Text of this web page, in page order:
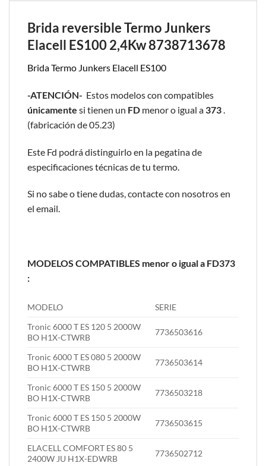
Brida reversible Termo Junkers
Elacell ES100 2,4Kw 8738713678
Brida Termo Junkers Elacell ES100
-ATENCIÓN- Estos modelos con compatibles
únicamente si tienen un FD menor o igual a 373.
(fabricación de 05.23)
Este Fd podrá distinguirlo en la pegatina de
especificaciones técnicas de tu termo.
Si no sabe o tiene dudas, contacte con nosotros en
el email.
MODELOS COMPATIBLES menor o igual a FD373
:
MODELO
SERIE
Tronic 6000 T ES 120 5 2000W
BO H1X-CTWRB
7736503616
Tronic 6000 T ES 080 5 2000W
BO H1X-CTWRB
7736503614
Tronic 6000 T ES 150 5 2000W
BO H1X-CTWRB
7736503218
Tronic 6000 T ES 150 5 2000W
BO H1X-CTWRB
7736503615
ELACELL COMFORT ES 80 5
2400W JU H1X-EDWRB
7736502712